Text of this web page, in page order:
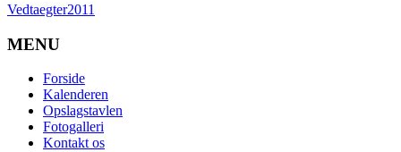
Vedtaegter2011
MENU
Forside
Kalenderen
Opslagstavlen
Fotogalleri
Kontakt os